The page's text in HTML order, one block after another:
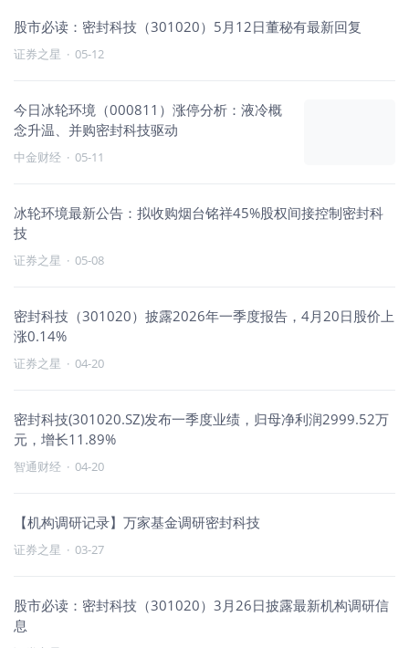
股市必读：密封科技（301020）5月12日董秘有最新回复
证券之星 · 05-12
今日冰轮环境（000811）涨停分析：液冷概
念升温、并购密封科技驱动
中金财经 · 05-11
冰轮环境最新公告：拟收购烟台铭祥45%股权间接控制密封科
技
证券之星 · 05-08
密封科技（301020）披露2026年一季度报告，4月20日股价上
涨0.14%
证券之星 · 04-20
密封科技(301020.SZ)发布一季度业绩，归母净利润2999.52万
元，增长11.89%
智通财经 · 04-20
【机构调研记录】万家基金调研密封科技
证券之星 · 03-27
股市必读：密封科技（301020）3月26日披露最新机构调研信
息